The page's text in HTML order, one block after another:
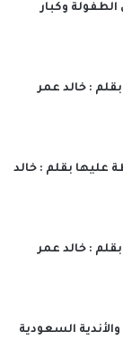
وكبار
بقلم : خالد عمر
عليها بقلم : خالد
بقلم : خالد عمر
السعودية